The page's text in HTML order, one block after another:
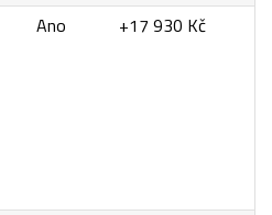
Ano +17 930 Kč